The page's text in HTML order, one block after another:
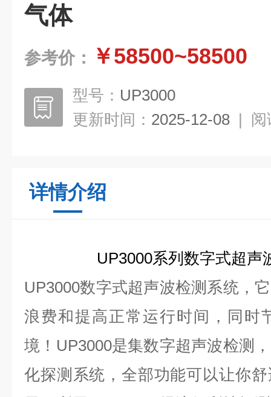
气体
参考价： ￥58500~58500
型号： UP3000
更新时间： 2025-12-08 | 阅
详情介绍
UP3000系列 数字式超声
UP3000数字式超声波检测系统，
浪费和提高正常运行时间，同时
境！UP3000是集数字超声波检测
化探测系统，全部功能可以让你